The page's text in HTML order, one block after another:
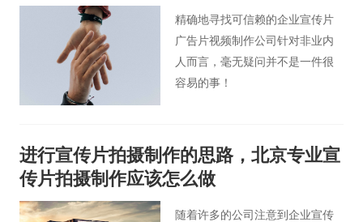
业方法。
精确地寻找可信赖的企业宣传片
广告片视频制作公司针对非业内
人而言，毫无疑问并不是一件很
容易的事！
进行宣传片拍摄制作的思路，北京专业宣
传片拍摄制作应该怎么做
随着许多的公司注意到企业宣传